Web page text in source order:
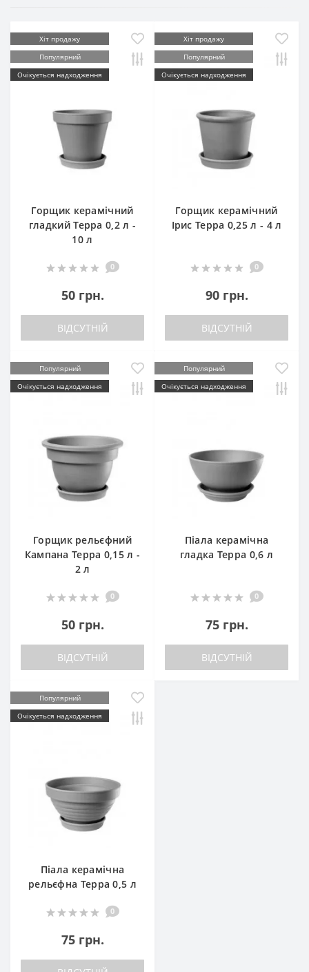
Хіт продажу
Популярний
Очікується надходження
Горщик керамічний
гладкий Терра 0,2 л -
10 л
0
50 грн.
ВІДСУТНІЙ
Хіт продажу
Популярний
Очікується надходження
Горщик керамічний
Ірис Терра 0,25 л - 4 л
0
90 грн.
ВІДСУТНІЙ
Популярний
Очікується надходження
Горщик рельєфний
Кампана Терра 0,15 л -
2 л
0
50 грн.
ВІДСУТНІЙ
Популярний
Очікується надходження
Піала керамічна
гладка Терра 0,6 л
0
75 грн.
ВІДСУТНІЙ
Популярний
Очікується надходження
Піала керамічна
рельєфна Терра 0,5 л
0
75 грн.